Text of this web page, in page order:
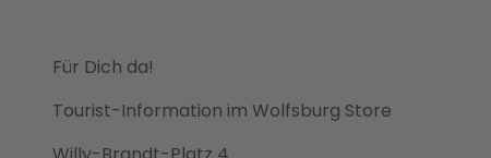
Für Dich da!
Tourist-Information im Wolfsburg Store